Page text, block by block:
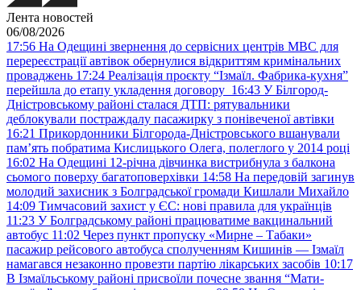
Лента новостей
06/08/2026
17:56 На Одещині звернення до сервісних центрів МВС для
перереєстрації автівок обернулися відкриттям кримінальних
проваджень 17:24 Реалізація проєкту “Ізмаїл. Фабрика-кухня”
перейшла до етапу укладення договору 16:43 У Білгород-
Дністровському районі сталася ДТП: рятувальники
деблокували постраждалу пасажирку з понівеченої автівки
16:21 Прикордонники Білгорода-Дністровського вшанували
пам’ять побратима Кислицького Олега, полеглого у 2014 році
16:02 На Одещині 12-річна дівчинка вистрибнула з балкона
сьомого поверху багатоповерхівки 14:58 На передовій загинув
молодий захисник з Болградської громади Кишлали Михайло
14:09 Тимчасовий захист у ЄС: нові правила для українців
11:23 У Болградському районі працюватиме вакцинальний
автобус 11:02 Через пункт пропуску «Мирне – Табаки»
пасажир рейсового автобуса сполученням Кишинів — Ізмаїл
намагався незаконно провезти партію лікарських засобів 10:17
В Ізмаїльському районі присвоїли почесне звання “Мати-